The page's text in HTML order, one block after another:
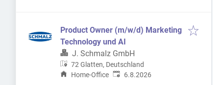
Product Owner (m/w/d) Marketing
Technology und AI
J. Schmalz GmbH
72 Glatten, Deutschland
Home-Office Veröffentlicht
6.8.2026